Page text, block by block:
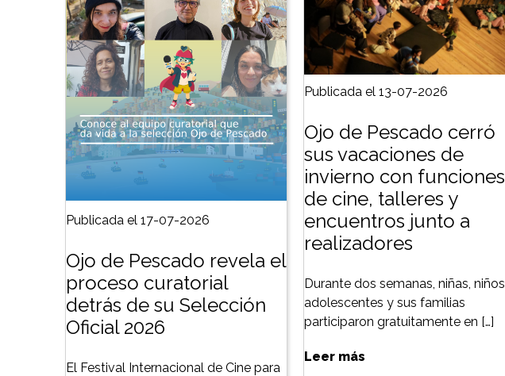
Publicada el 17-07-2026
Ojo de Pescado revela el
proceso curatorial
detrás de su Selección
Oficial 2026
El Festival Internacional de Cine para
Publicada el 13-07-2026
Ojo de Pescado cerró
sus vacaciones de
invierno con funciones
de cine, talleres y
encuentros junto a
realizadores
Durante dos semanas, niñas, niños,
adolescentes y sus familias
participaron gratuitamente en […]
Leer más